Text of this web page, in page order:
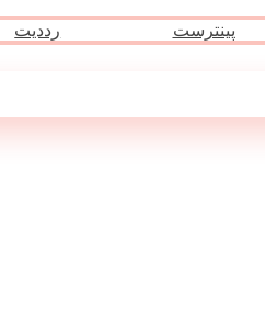
پینترست رددیت